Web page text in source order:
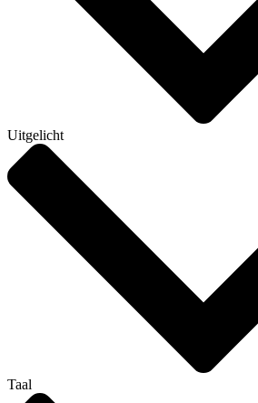
Uitgelicht
Taal